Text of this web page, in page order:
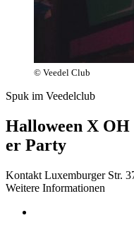
© Veedel Club
Spuk im Veedelclub
Halloween X OH
er Party
Kontakt Luxemburger Str.
Weitere Informationen